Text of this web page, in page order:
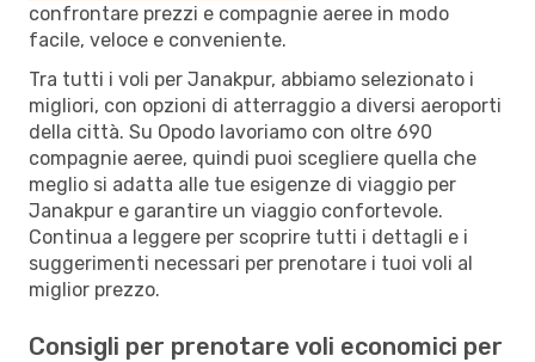
confrontare prezzi e compagnie aeree in modo
facile, veloce e conveniente.
Tra tutti i voli per Janakpur, abbiamo selezionato i
migliori, con opzioni di atterraggio a diversi aeroporti
della città. Su Opodo lavoriamo con oltre 690
compagnie aeree, quindi puoi scegliere quella che
meglio si adatta alle tue esigenze di viaggio per
Janakpur e garantire un viaggio confortevole.
Continua a leggere per scoprire tutti i dettagli e i
suggerimenti necessari per prenotare i tuoi voli al
miglior prezzo.
Consigli per prenotare voli economici per